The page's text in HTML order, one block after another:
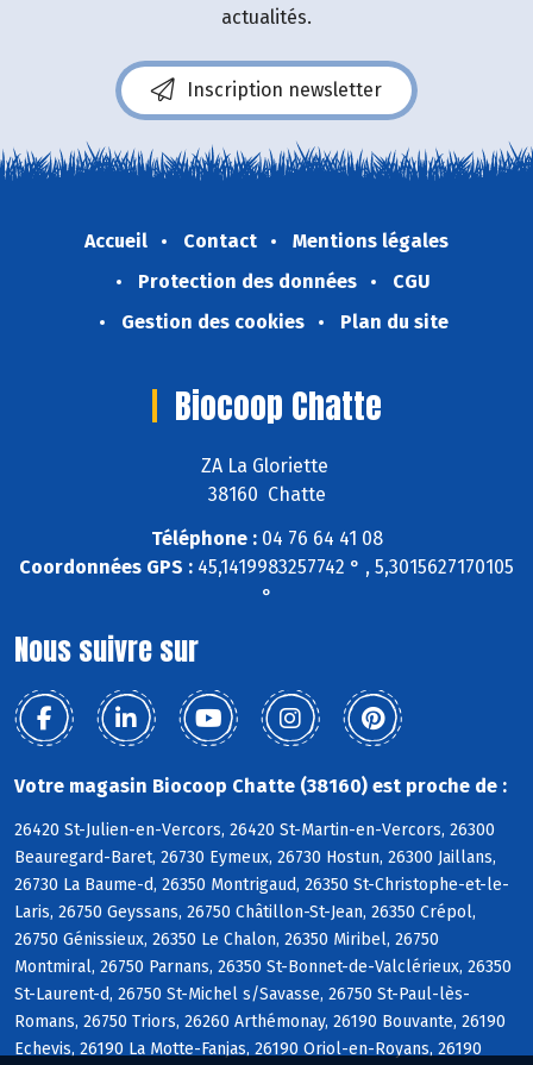
actualités.
Inscription newsletter
Accueil Contact
Mentions légales
Protection des données
CGU
Gestion des cookies
Plan du site
Biocoop Chatte
ZA La Gloriette
38160 Chatte
Téléphone :04 76 64 41 08
Coordonnées GPS : 45,1419983257742 ° , 5,3015627170105
°
Nous suivre sur
Votre magasin Biocoop Chatte (38160) est proche de :
26420 St-Julien-en-Vercors, 26420 St-Martin-en-Vercors, 26300
Beauregard-Baret, 26730 Eymeux, 26730 Hostun, 26300 Jaillans,
26730 La Baume-d, 26350 Montrigaud, 26350 St-Christophe-et-le-
Laris, 26750 Geyssans, 26750 Châtillon-St-Jean, 26350 Crépol,
26750 Génissieux, 26350 Le Chalon, 26350 Miribel, 26750
Montmiral, 26750 Parnans, 26350 St-Bonnet-de-Valclérieux, 26350
St-Laurent-d, 26750 St-Michel s/Savasse, 26750 St-Paul-lès-
Romans, 26750 Triors, 26260 Arthémonay, 26190 Bouvante, 26190
Echevis, 26190 La Motte-Fanjas, 26190 Oriol-en-Royans, 26190